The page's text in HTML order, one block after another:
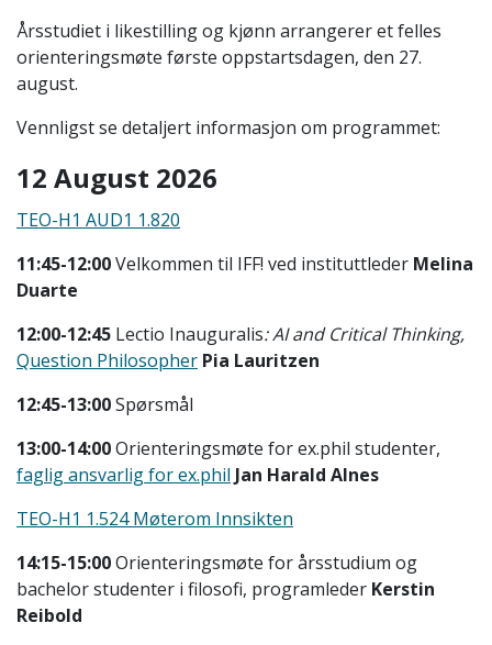
Årsstudiet i likestilling og kjønn arrangerer et felles
orienteringsmøte første oppstartsdagen, den 27.
august.
Vennligst se detaljert informasjon om programmet:
12 August 2026
TEO-H1 AUD1 1.820
11:45-12:00Velkommen til IFF! ved instituttleder Melina
Duarte
12:00-12:45 Lectio Inauguralis:AI and Critical Thinking,
Question Philosopher Pia Lauritzen
12:45-13:00Spørsmål
13:00-14:00Orienteringsmøte for ex.phil studenter,
faglig ansvarlig for ex.phil Jan Harald Alnes
TEO-H1 1.524 Møterom Innsikten
14:15-15:00Orienteringsmøte for årsstudium og
bachelor studenter i filosofi, programleder Kerstin
Reibold